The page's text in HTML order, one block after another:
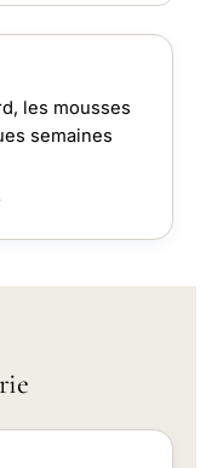
les mousses
semaines